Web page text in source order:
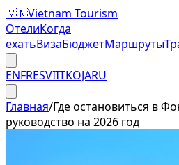
🇻🇳Vietnam Tourism
ОтелиКогда
ехатьВизаБюджетМаршруты
ENFRESVIITKOJARU
Главная/Где остановиться в
руководство на 2026 год